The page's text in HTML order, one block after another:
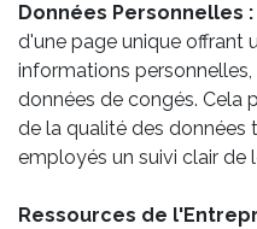
Données Personnelles :
d'une page unique offrant
informations
données de congés. Cela
de la qualité des données
employés un suivi clair de
Ressources de